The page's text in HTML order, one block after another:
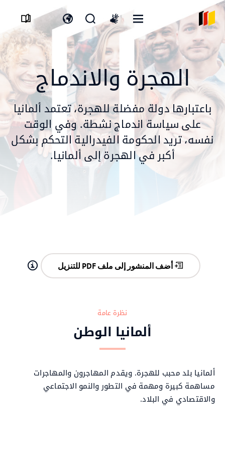
القائمة
المفتوحة
International
language
افتح
نموذج
البحث
افتح
مفتاح
اللغة
الهجرة والاندماج
باعتبارها دولة مفضلة للهجرة، تعتمد ألمانيا
على سياسة اندماج نشطة. وفي الوقت
نفسه، تريد الحكومة الفيدرالية التحكم بشكل
أكبر في الهجرة إلى ألمانيا.
أضف المنشور إلى ملف PDF للتنزيل
نظرة عامة
ألمانيا الوطن
ألمانيا بلد محبب للهجرة. ويقدم المهاجرون والمهاجرات
مساهمة كبيرة ومهمة في التطور والنمو الاجتماعي
والاقتصادي في البلاد.